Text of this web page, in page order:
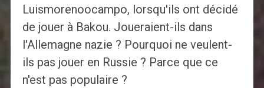
Luismorenoocampo, lorsqu'ils ont décidé
de jouer à Bakou. Joueraient-ils dans
l'Allemagne nazie ? Pourquoi ne veulent-
ils pas jouer en Russie ? Parce que ce
n'est pas populaire ?